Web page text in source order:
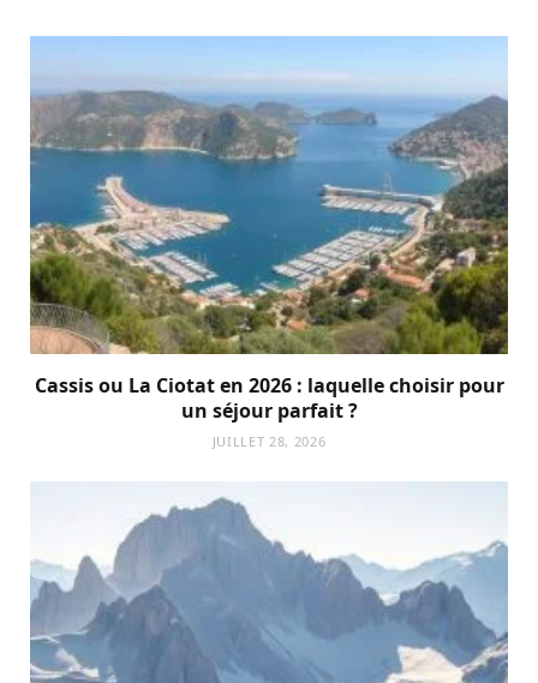
Cassis ou La Ciotat en 2026 : laquelle choisir pour
un séjour parfait ?
JUILLET 28, 2026